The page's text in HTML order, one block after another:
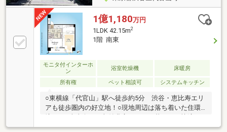
1億1,180万円
1LDK 42.15m2
1階 南東
モニタ付インターホ
ン
浴室乾燥機 床暖房
所有権 ペット相談可 システムキッチン
○東横線「代官山」駅へ徒歩約5分 渋谷・恵比寿エリ
アも徒歩圏内の好立地！○現地周辺は落ち着いた住環
する充実の設備仕様・床暖房・食洗機、浄水器・ミス